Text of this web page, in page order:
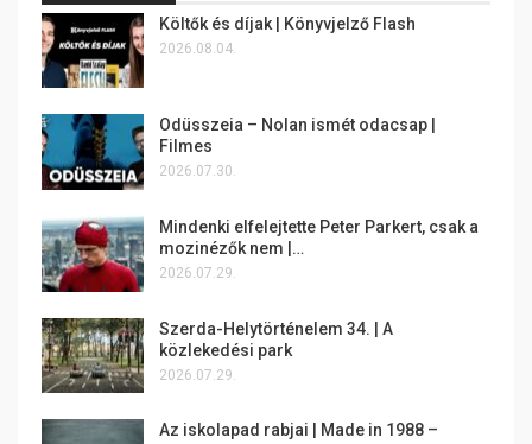
Költők és díjak | Könyvjelző Flash
2026.08.04.
Odüsszeia – Nolan ismét odacsap |
Filmes
2026.07.30.
Mindenki elfelejtette Peter Parkert, csak a
mozinézők nem |…
2026.07.29.
Szerda-Helytörténelem 34. | A
közlekedési park
2026.07.29.
Az iskolapad rabjai | Made in 1988 –